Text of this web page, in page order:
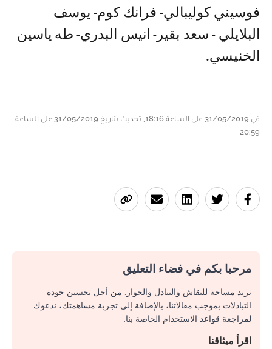
فوسيني كوليبالي- فرانك كوم- يوسف
البلايلي - سعد بقير- انيس البدري- طه ياسين
الخنيسي.
في 31/05/2019 على الساعة 18:16, تحديث بتاريخ 31/05/2019 على الساعة
20:59
مرحبا بكم في فضاء التعليق
نريد مساحة للنقاش والتبادل والحوار. من أجل تحسين جودة
التبادلات بموجب مقالاتنا، بالإضافة إلى تجربة مساهمتك، ندعوك
لمراجعة قواعد الاستخدام الخاصة بنا.
اقرأ ميثاقنا